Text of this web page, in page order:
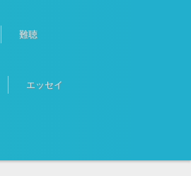
難聴
エッセイ